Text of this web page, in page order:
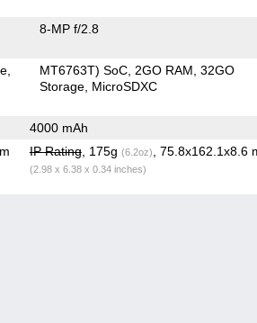
8-MP f/2.8
MT6763T) SoC 2GO RAM 32GO
Storage MicroSDXC
4000 mAh
IP Rating, 175g (6.2oz) , 75.8x162.1x8.6
(2.98 x 6.38 x 0.34 inches)